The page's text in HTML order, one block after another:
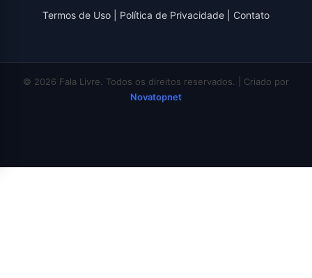
Termos de Uso
Política de Privacidade Contato
© 2026 Fala Livre. Todos os direitos reservados. | Criado por
Novatopnet